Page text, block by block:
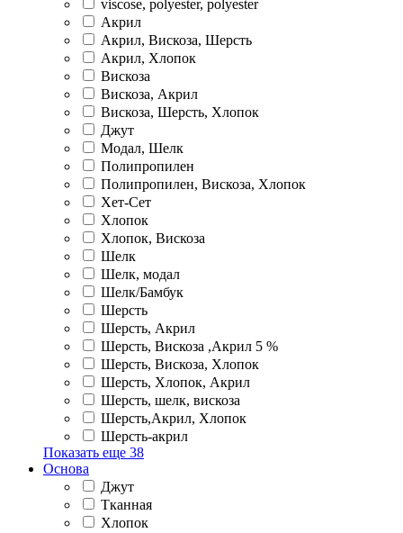
viscose, polyester, polyester
Акрил
Акрил, Вискоза, Шерсть
Акрил, Хлопок
Вискоза
Вискоза, Акрил
Вискоза, Шерсть, Хлопок
Джут
Модал, Шелк
Полипропилен
Полипропилен, Вискоза, Хлопок
Хет-Сет
Хлопок
Хлопок, Вискоза
Шелк
Шелк, модал
Шелк/Бамбук
Шерсть
Шерсть, Акрил
Шерсть, Вискоза ,Акрил 5 %
Шерсть, Вискоза, Хлопок
Шерсть, Хлопок, Акрил
Шерсть, шелк, вискоза
Шерсть,Акрил, Хлопок
Шерсть-акрил
Показать еще 38
Основа
Джут
Тканная
Хлопок